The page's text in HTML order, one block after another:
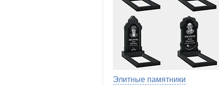
Элитные памятники